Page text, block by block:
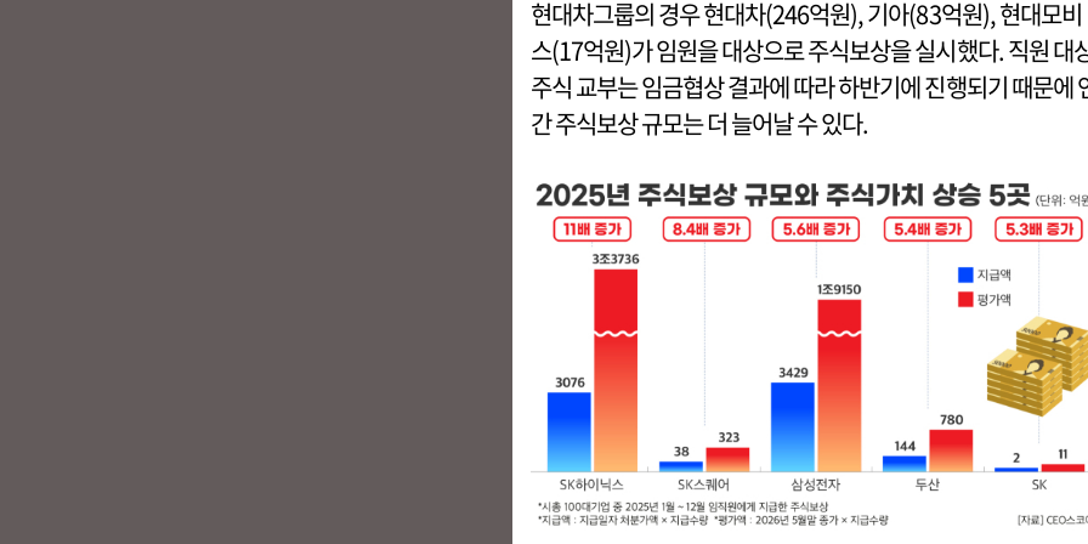
현대차그룹의 경우 현대차(246억원), 기아(83억원), 현대모비
스(17억원)가 임원을 대상으로 주식보상을 실시했다. 직원 대
주식 교부는 임금협상 결과에 따라 하반기에 진행되기 때문에
간 주식보상 규모는 더 늘어날 수 있다.